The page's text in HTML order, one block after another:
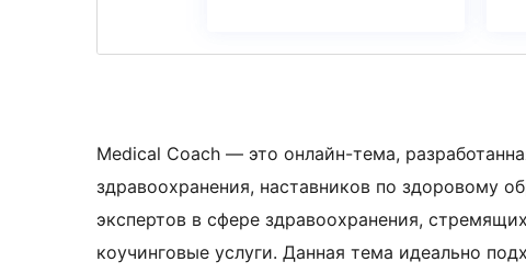
Medical Coach — это онлайн-тема,
здравоохранения, наставников по здоровому
экспертов в сфере здравоохранения,
коучинговые услуги. Данная тема идеально